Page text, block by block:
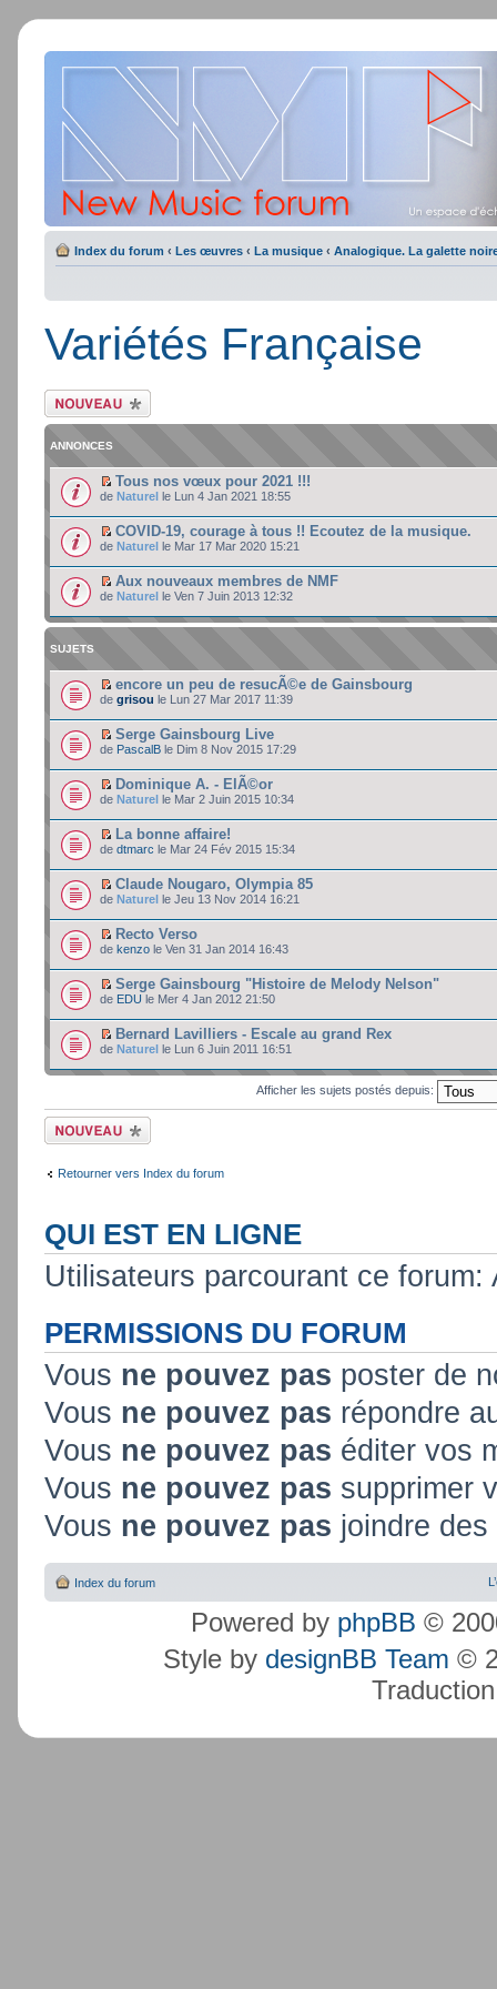
Index du forum ‹ Les œuvres ‹ La musique ‹ Analogique. La galette
Variétés Française
Ecrire un nouveau
sujet
ANNONCES
Tous nos vœux pour 2021 !!!
de Naturel le Lun 4 Jan 2021 18:55
COVID-19, courage à tous !! Ecoutez de la musique.
de Naturel le Mar 17 Mar 2020 15:21
Aux nouveaux membres de NMF
de Naturel le Ven 7 Juin 2013 12:32
SUJETS
encore un peu de resucÃ©e de Gainsbourg
de grisou le Lun 27 Mar 2017 11:39
Serge Gainsbourg Live
de PascalB le Dim 8 Nov 2015 17:29
Dominique A. - ElÃ©or
de Naturel le Mar 2 Juin 2015 10:34
La bonne affaire!
de dtmarc le Mar 24 Fév 2015 15:34
Claude Nougaro, Olympia 85
de Naturel le Jeu 13 Nov 2014 16:21
Recto Verso
de kenzo le Ven 31 Jan 2014 16:43
Serge Gainsbourg "Histoire de Melody Nelson"
de EDU le Mer 4 Jan 2012 21:50
Bernard Lavilliers - Escale au grand Rex
de Naturel le Lun 6 Juin 2011 16:51
Afficher les sujets postés depuis:
Ecrire un nouveau
sujet
Retourner vers Index du forum
QUI EST EN LIGNE
Utilisateurs parcourant ce
PERMISSIONS DU FORUM
Vous ne pouvez pas poster de
Vous ne pouvez pas répondre
Vous ne pouvez pas éditer vos
Vous ne pouvez pas supprimer
Vous ne pouvez pas joindre
Index du forum
Powered by phpBB ©
Style by designBB Team ©